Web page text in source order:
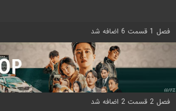
فصل 1 قسمت 6 اضافه شد
فصل 2 قسمت 2 اضافه شد